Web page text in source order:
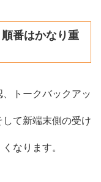
番はかなり重
、トークバックアッ
て新端末側の受け
なります。